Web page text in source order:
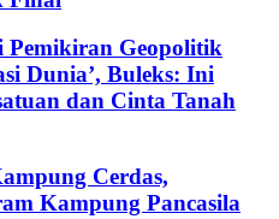
Pemikiran Geopolitik
Dunia’, Buleks: Ini
dan Cinta Tanah
Cerdas,
Kampung Pancasila